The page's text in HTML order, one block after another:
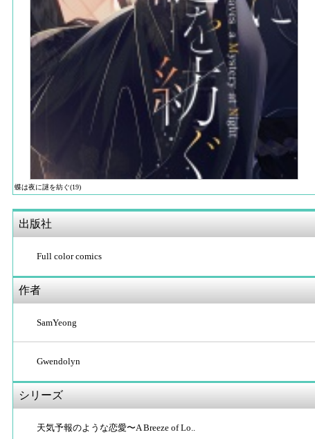
蝶は夜に謎を紡ぐ(19)
出版社
Full color comics
作者
SamYeong
Gwendolyn
シリーズ
天気予報のような恋愛〜A Breeze of Lo..